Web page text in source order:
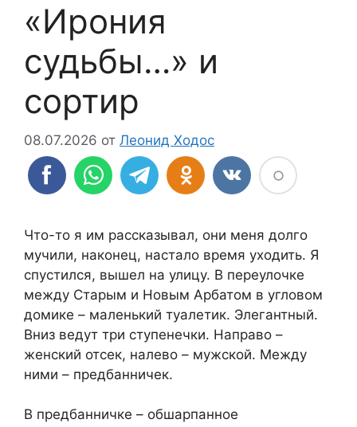
«Ирония
судьбы…» и
сортир
08.07.2026 от Леонид Ходос
Что-то я им рассказывал, они меня долго
мучили, наконец, настало время уходить. Я
спустился, вышел на улицу. В переулочке
между Старым и Новым Арбатом в угловом
домике – маленький туалетик. Элегантный.
Вниз ведут три ступенечки. Направо –
женский отсек, налево – мужской. Между
ними – предбанничек.
В предбанничке – обшарпанное